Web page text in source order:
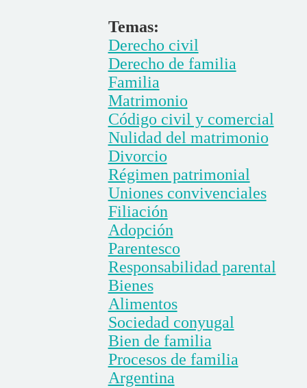
Temas:
Derecho civil
Derecho de familia
Familia
Matrimonio
Código civil y comercial
Nulidad del matrimonio
Divorcio
Régimen patrimonial
Uniones convivenciales
Filiación
Adopción
Parentesco
Responsabilidad parental
Bienes
Alimentos
Sociedad conyugal
Bien de familia
Procesos de familia
Argentina